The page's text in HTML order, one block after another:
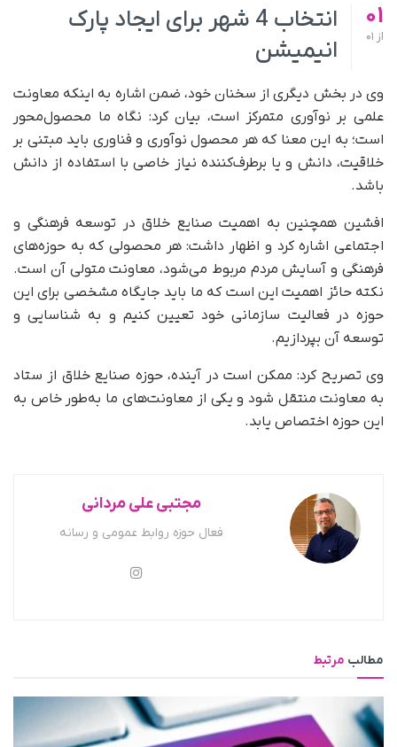
01
از
انتخاب 4 شهر برای ایجاد پارک
انیمیشن
وی در بخش دیگری از سخنان خود، ضمن اشاره به اینکه معاونت
علمی بر نوآوری متمرکز است، بیان کرد: نگاه ما محصول‌محور
است؛ به این معنا که هر محصول نوآوری و فناوری باید مبتنی بر
خلاقیت، دانش و یا برطرف‌کننده نیاز خاصی با استفاده از دانش
باشد.
افشین همچنین به اهمیت صنایع خلاق در توسعه فرهنگی و
اجتماعی اشاره کرد و اظهار داشت: هر محصولی که به حوزه‌های
فرهنگی و آسایش مردم مربوط می‌شود، معاونت متولی آن است.
نکته حائز اهمیت این است که ما باید جایگاه مشخصی برای این
حوزه در فعالیت‌ سازمانی خود تعیین کنیم و به شناسایی و
توسعه آن بپردازیم.
وی تصریح کرد: ممکن است در آینده، حوزه صنایع خلاق از ستاد
به معاونت منتقل شود و یکی از معاونت‌های ما به‌طور خاص به
این حوزه اختصاص یابد.
مجتبی علی مردانی
فعال حوزه روابط عمومی و رسانه
مطالب مرتبط